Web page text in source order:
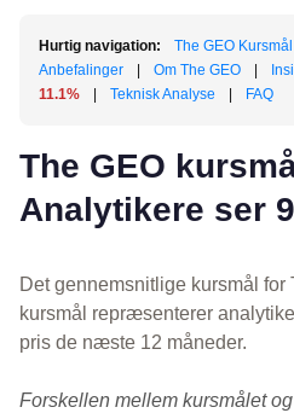
Hurtig navigation: The GEO
Anbefalinger
Om The GEO
11.1%
Teknisk Analyse FAQ
The GEO
Analytikere ser
Det gennemsnitlige kursmål for
kursmål repræsenterer
pris de næste 12 måneder.
Forskellen mellem kursmålet